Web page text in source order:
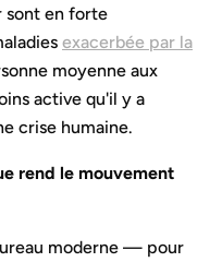
sont en forte
exacerbée par la
moyenne aux
active qu'il y a
crise humaine.
rend le mouvement
moderne — pour